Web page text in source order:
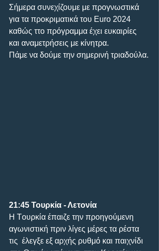
Σήμερα συνεχίζουμε με προγνωστικά
για τα προκριματικά του Euro 2024
καθώς ττο πρόγραμμα έχει ευκαιρίες
και αναμετρήσεις με κίνητρα.
Πάμε να δούμε την σημερινή τριαδούλα.
21:45 Τουρκία - Λετονία
H Tουρκία έπαιζε την προηγούμενη
αγωνιστική πριν λίγες μέρες τα ρέστα
τις  έλεγξε εξ αρχής ρυθμό και παιχνίδι